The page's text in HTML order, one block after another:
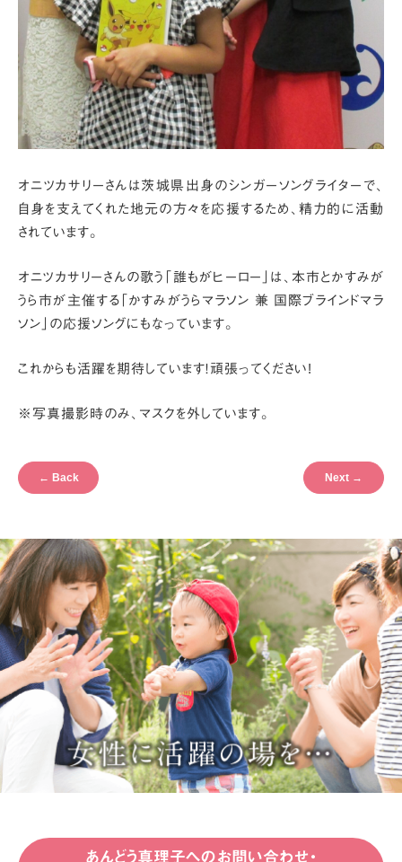
オニツカサリーさんは茨城県出身のシンガーソングライターで、
自身を支えてくれた地元の方々を応援するため、精力的に活動
されています。
オニツカサリーさんの歌う「誰もがヒーロー」は、本市とかすみが
うら市が主催する 「かすみがうらマラソン 兼 国際ブラインドマラ
ソン」の応援ソングにもなっています。
これからも活躍を期待しています！頑張ってください!
※写真撮影時のみ、マスクを外しています。
← Back Next →
あんどう真理子へのお問い合わせ・